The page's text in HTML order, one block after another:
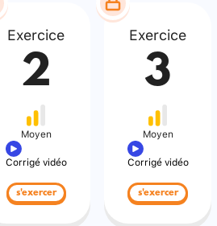
Exercice
2
Moyen
Corrigé vidéo
s'exercer
Exercice
3
Moyen
Corrigé vidéo
s'exercer